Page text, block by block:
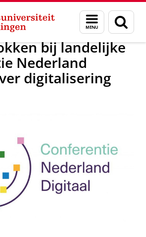
Menu
en
zoeken
Nieuws Nieuwsberichten
bij landelijke
Nederland
digitalisering